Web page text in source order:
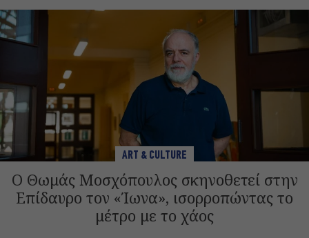
ART & CULTURE
Ο Θωμάς Μοσχόπουλος σκηνοθετεί στην
Επίδαυρο τον «Ίωνα», ισορροπώντας το
μέτρο με το χάος